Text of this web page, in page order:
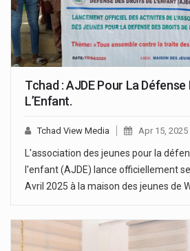
Tchad : AJDE Pour La Défense
L’Enfant.
Tchad View Media Apr 15, 2025
L'association des jeunes pour la
l'enfant (AJDE) lance officiellement
Avril 2025 à la maison des jeunes de